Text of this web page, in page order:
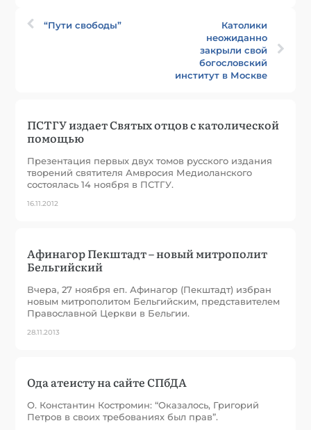
“Пути свободы”
Католики
неожиданно
закрыли свой
богословский
институт в Москве
ПСТГУ издает Святых отцов с католической
помощью
Презентация первых двух томов русского издания
творений святителя Амвросия Медиоланского
состоялась 14 ноября в ПСТГУ.
16.11.2012
Афинагор Пекштадт – новый митрополит
Бельгийский
Вчера, 27 ноября еп. Афинагор (Пекштадт) избран
новым митрополитом Бельгийским, представителем
Православной Церкви в Бельгии.
28.11.2013
Ода атеисту на сайте СПбДА
О. Константин Костромин: “Оказалось, Григорий
Петров в своих требованиях был прав”.